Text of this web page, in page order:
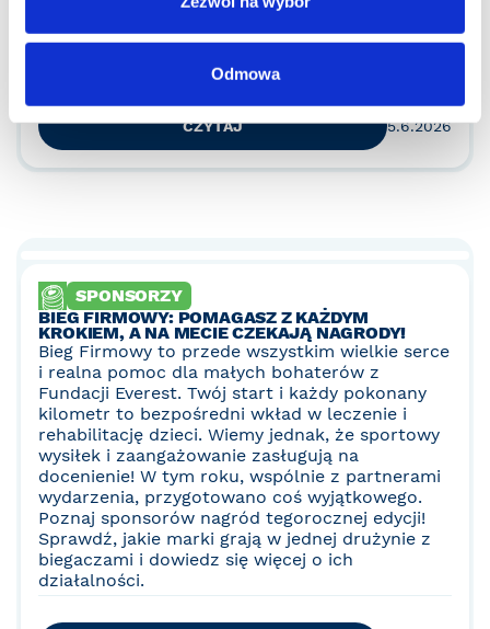
Odmowa
sportu, integracji i pomagania wciąż ma
CZYTAJ 5.6.2026
SPONSORZY
BIEG FIRMOWY: POMAGASZ Z KAŻDYM
KROKIEM, A NA MECIE CZEKAJĄ NAGRODY!
Bieg Firmowy to przede wszystkim wielkie serce
i realna pomoc dla małych bohaterów z
Fundacji Everest. Twój start i każdy pokonany
kilometr to bezpośredni wkład w leczenie i
rehabilitację dzieci. Wiemy jednak, że sportowy
wysiłek i zaangażowanie zasługują na
docenienie! W tym roku, wspólnie z partnerami
wydarzenia, przygotowano coś wyjątkowego.
Poznaj sponsorów nagród tegorocznej edycji!
Sprawdź, jakie marki grają w jednej drużynie z
biegaczami i dowiedz się więcej o ich
działalności.